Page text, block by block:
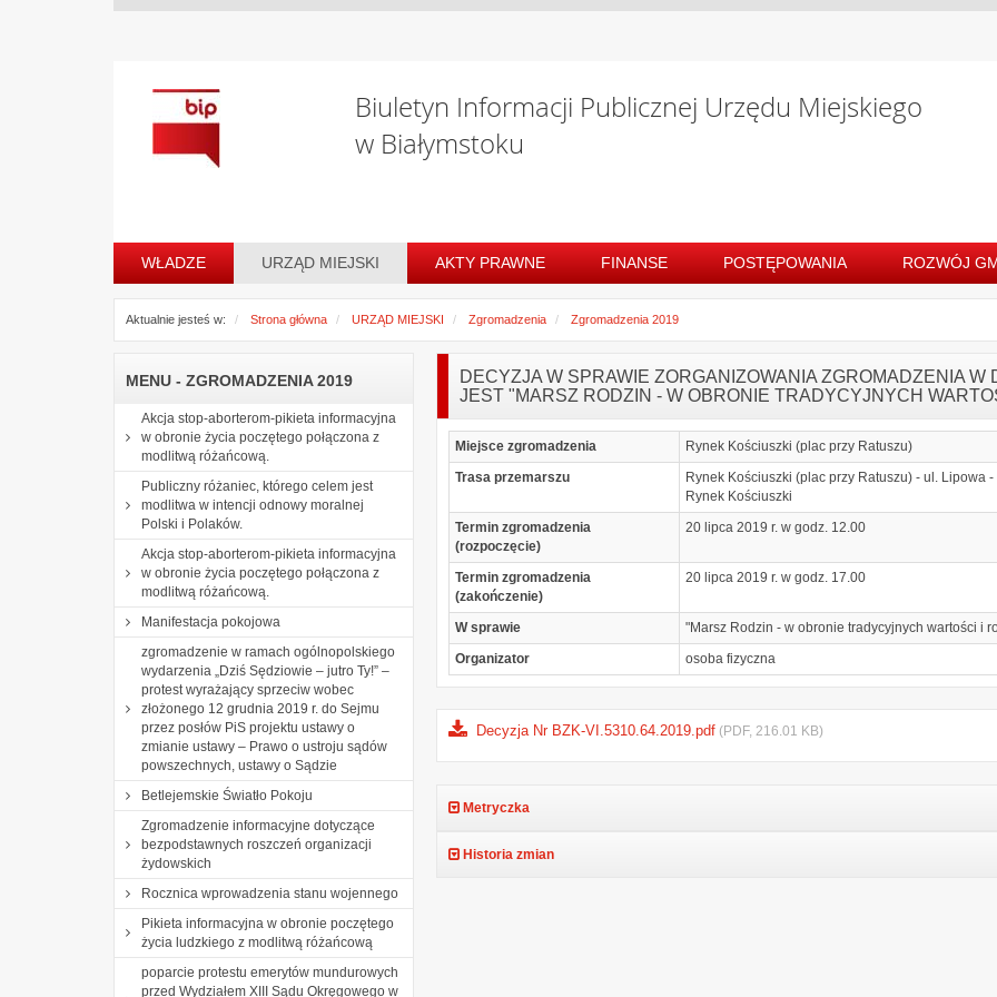
Biuletyn Informacji Publicznej Urzędu Miejskiego
w Białymstoku
WŁADZE URZĄD MIEJSKI AKTY PRAWNE FINANSE POSTĘPOWANIA ROZWÓJ
Aktualnie jesteś w: Strona główna URZĄD MIEJSKI Zgromadzenia Zgromadzenia 2019
MENU - ZGROMADZENIA 2019
Akcja stop-aborterom-pikieta informacyjna
w obronie życia poczętego połączona z
modlitwą różańcową.
Publiczny różaniec, którego celem jest
modlitwa w intencji odnowy moralnej
Polski i Polaków.
Akcja stop-aborterom-pikieta informacyjna
w obronie życia poczętego połączona z
modlitwą różańcową.
Manifestacja pokojowa
zgromadzenie w ramach ogólnopolskiego
wydarzenia „Dziś Sędziowie – jutro Ty!” –
protest wyrażający sprzeciw wobec
złożonego 12 grudnia 2019 r. do Sejmu
przez posłów PiS projektu ustawy o
zmianie ustawy – Prawo o ustroju sądów
powszechnych, ustawy o Sądzie
Betlejemskie Światło Pokoju
Zgromadzenie informacyjne dotyczące
bezpodstawnych roszczeń organizacji
żydowskich
Rocznica wprowadzenia stanu wojennego
Pikieta informacyjna w obronie poczętego
życia ludzkiego z modlitwą różańcową
poparcie protestu emerytów mundurowych
przed Wydziałem XIII Sądu Okręgowego w
DECYZJA W SPRAWIE ZORGANIZOWANIA ZGROMADZENIA
JEST "MARSZ RODZIN - W OBRONIE TRADYCYJNYCH
Miejsce zgromadzenia
Rynek Kościuszki (plac przy Ratuszu)
Trasa przemarszu
Rynek Kościuszki (plac przy Ratuszu) - ul. Lipowa
Rynek Kościuszki
Termin zgromadzenia
(rozpoczęcie)
20 lipca 2019 r. w godz. 12.00
Termin zgromadzenia
(zakończenie)
20 lipca 2019 r. w godz. 17.00
W sprawie
"Marsz Rodzin - w obronie tradycyjnych wartości i
Organizator
osoba fizyczna
Decyzja Nr BZK-VI.5310.64.2019.pdf (PDF, 216.01 KB)
Metryczka
Historia zmian